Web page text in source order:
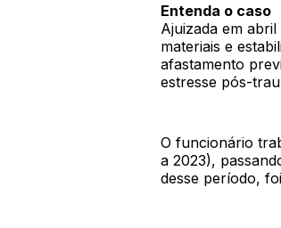
Entenda o caso
Ajuizada em
materiais e
afastamento
estresse pós-
O funcionário
a 2023),
desse período,